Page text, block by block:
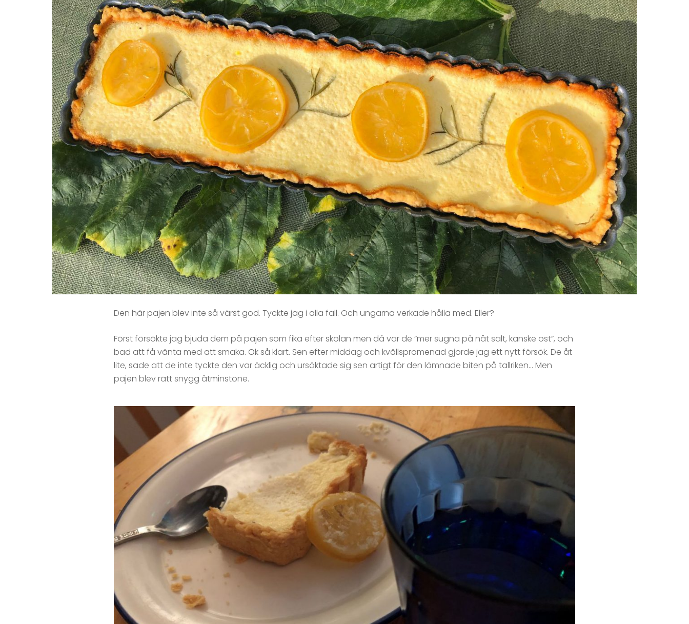
Den här pajen blev inte så värst god. Tyckte jag i alla fall. Och ungarna verkade hålla med. Eller?
Först försökte jag bjuda dem på pajen som fika efter skolan men då var de ”mer sugna på nåt salt, kanske ost”, och
bad att få vänta med att smaka. Ok så klart. Sen efter middag och kvällspromenad gjorde jag ett nytt försök. De åt
lite, sade att de inte tyckte den var äcklig och ursäktade sig sen artigt för den lämnade biten på tallriken… Men
pajen blev rätt snygg åtminstone.